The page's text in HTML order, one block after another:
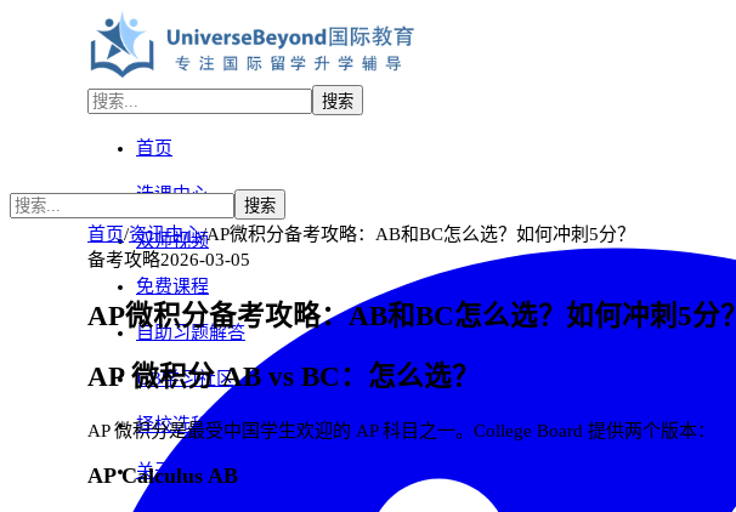
搜索
首页
选课中心
双师视频
免费课程
自助习题解答
UB学习社区
择校选科咨询
关于我们
搜索
首页/资讯中心/AP微积分备考攻略：AB和BC怎么选？如何冲刺5分？
备考攻略2026-03-05
AP微积分备考攻略：AB和BC怎么选？如何冲刺5分？
AP 微积分 AB vs BC：怎么选？
AP 微积分是最受中国学生欢迎的 AP 科目之一。College Board 提供两个版本：
AP Calculus AB